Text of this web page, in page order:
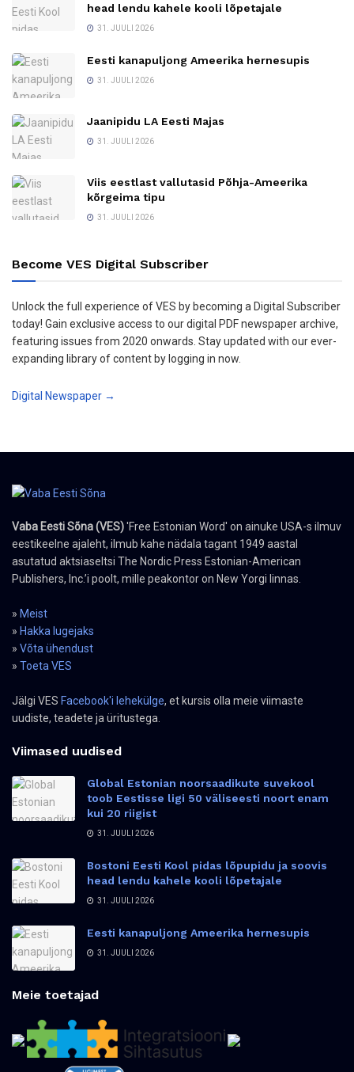
head lendu kahele kooli lõpetajale
31. JUULI 2026
Eesti kanapuljong Ameerika hernesupis
31. JUULI 2026
Jaanipidu LA Eesti Majas
31. JUULI 2026
Viis eestlast vallutasid Põhja-Ameerika
kõrgeima tipu
31. JUULI 2026
Become VES Digital Subscriber
Unlock the full experience of VES by becoming a Digital Subscriber
today! Gain exclusive access to our digital PDF newspaper archive,
featuring issues from 2020 onwards. Stay updated with our ever-
expanding library of content by logging in now.
Digital Newspaper →
Vaba Eesti Sõna (VES)'Free Estonian Word' on ainuke USA-s ilmuv
eestikeelne ajaleht, ilmub kahe nädala tagant 1949 aastal
asutatud aktsiaseltsi The Nordic Press Estonian-American
Publishers, Inc.’i poolt, mille peakontor on New Yorgi linnas.
» Meist
» Hakka lugejaks
» Võta ühendust
» Toeta VES
Jälgi VES Facebook'i lehekülge, et kursis olla meie viimaste
uudiste, teadete ja üritustega.
Viimased uudised
Global Estonian noorsaadikute suvekool
toob Eestisse ligi 50 väliseesti noort enam
kui 20 riigist
31. JUULI 2026
Bostoni Eesti Kool pidas lõpupidu ja soovis
head lendu kahele kooli lõpetajale
31. JUULI 2026
Eesti kanapuljong Ameerika hernesupis
31. JUULI 2026
Meie toetajad